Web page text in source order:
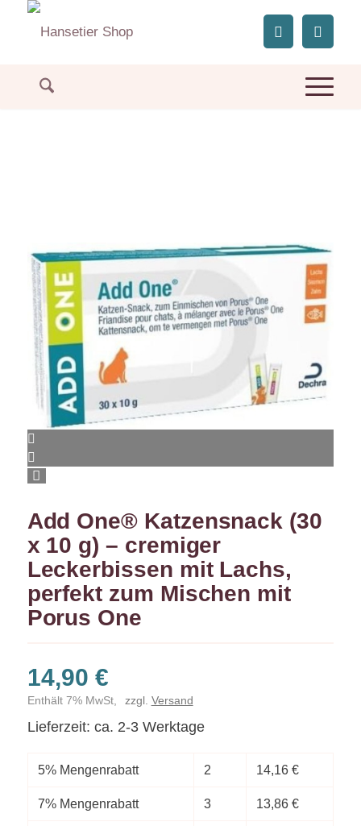
Add One® Katzensnack (30
x 10 g) – cremiger
Leckerbissen mit Lachs,
perfekt zum Mischen mit
Porus One
14,90 €
Enthält 7% MwSt, zzgl. Versand
Lieferzeit: ca. 2-3 Werktage
5% Mengenrabatt 2 14,16 €
7% Mengenrabatt 3 13,86 €